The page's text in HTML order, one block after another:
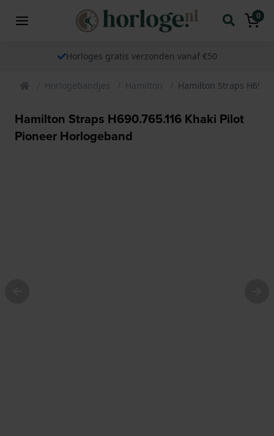
0
Horloges gratis verzonden vanaf €50
Horlogebandjes Hamilton Hamilton Straps
Hamilton Straps H690.765.116 Khaki Pilot
Pioneer Horlogeband